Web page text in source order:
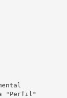
"Perfil"